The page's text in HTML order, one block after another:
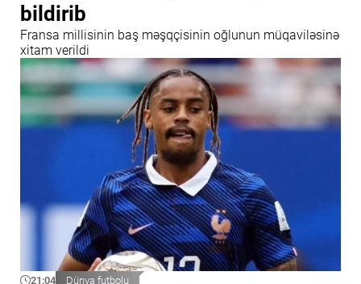
bildirib
Fransa millisinin baş məşqçisinin oğlunun müqaviləsinə
xitam verildi
21:04 Dünya futbolu